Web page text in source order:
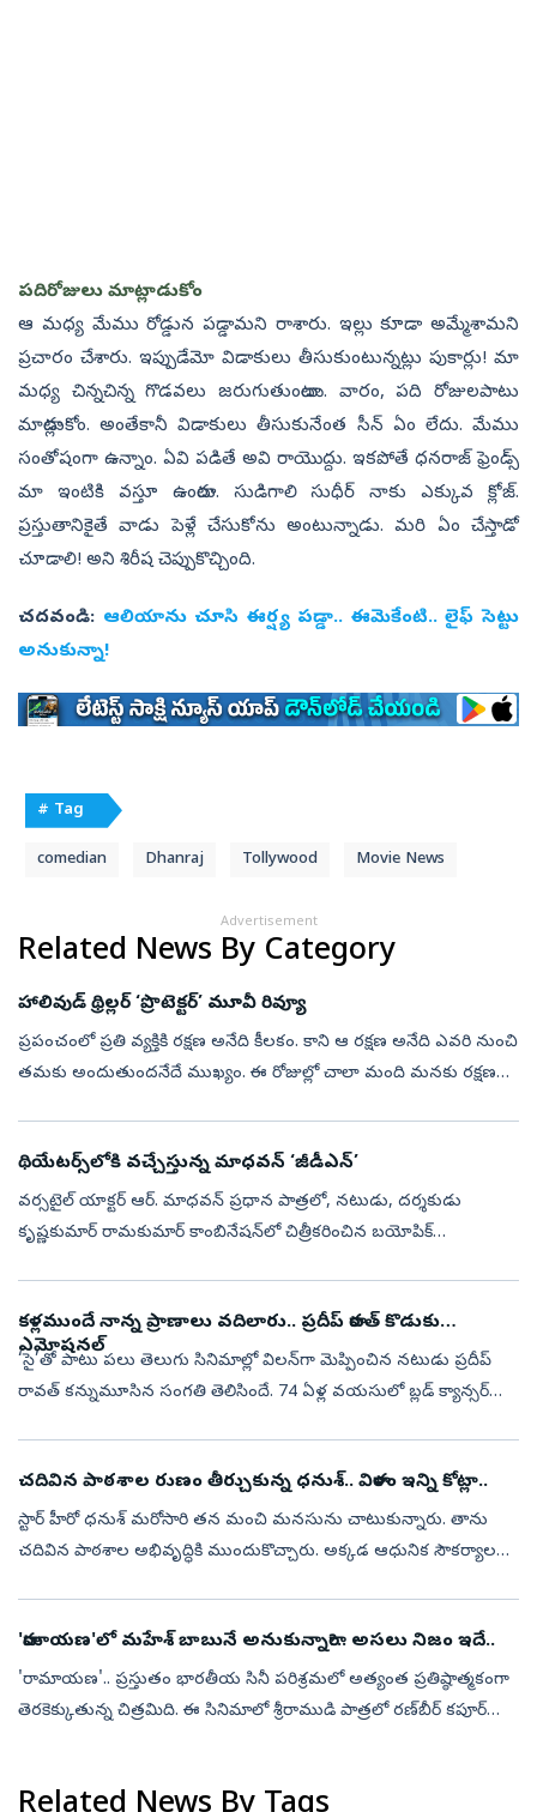
పదిరోజులు మాట్లాడుకోం
ఆ మధ్య మేము రోడ్డున పడ్డామని రాశారు. ఇల్లు కూడా అమ్మేశామని
ప్రచారం చేశారు. ఇప్పుడేమో విడాకులు తీసుకుంటున్నట్లు పుకార్లు! మా
మధ్య చిన్నచిన్న గొడవలు జరుగుతుంటాయి. వారం, పది రోజులపాటు
మాట్లాడుకోం. అంతేకానీ విడాకులు తీసుకునేంత సీన్‌ ఏం లేదు. మేము
సంతోషంగా ఉన్నాం. ఏవి పడితే అవి రాయొద్దు. ఇకపోతే ధనరాజ్‌ ఫ్రెండ్స్‌
మా ఇంటికి వస్తూ ఉంటారు. సుడిగాలి సుధీర్‌ నాకు ఎక్కువ క్లోజ్‌.
ప్రస్తుతానికైతే వాడు పెళ్లే చేసుకోను అంటున్నాడు. మరి ఏం చేస్తాడో
చూడాలి! అని శిరీష చెప్పుకొచ్చింది.
చదవండి: ఆలియాను చూసి ఈర్ష్య పడ్డా.. ఈమెకేంటి.. లైఫ్‌ సెట్టు
అనుకున్నా!
# Tag
comedian Dhanraj Tollywood Movie News
Advertisement
Related News By Category
హాలివుడ్ థ్రిల్లర్ ‘ప్రొటెక్టర్’ మూవీ రివ్యూ
ప్రపంచంలో ప్రతి వ్యక్తికి రక్షణ అనేది కీలకం. కాని ఆ రక్షణ అనేది ఎవరి నుంచి
తమకు అందుతుందనేదే ముఖ్యం. ఈ రోజుల్లో చాలా మంది మనకు రక్షణగా
థియేటర్స్‌లోకి వచ్చేస్తున్న మాధవన్‌ ‘జీడీఎన్‌’
వర్సటైల్ యాక్టర్ ఆర్‌. మాధవన్‌ ప్రధాన పాత్రలో, నటుడు, దర్శకుడు
కృష్ణకుమార్‌ రామకుమార్‌ కాంబినేషన్‌లో చిత్రీకరించిన బయోపిక్
కళ్లముందే నాన్న ప్రాణాలు వదిలారు.. ప్రదీప్ రావత్ కొడుకు
ఎమోషనల్‌
‘సై’తో పాటు పలు తెలుగు సినిమాల్లో విలన్‌గా మెప్పించిన నటుడు ప్రదీప్‌
రావత్‌ కన్నుమూసిన సంగతి తెలిసిందే. 74 ఏళ్ల వయసులో బ్లడ్‌ క్యాన్సర్‌
చదివిన పాఠశాల రుణం తీర్చుకున్న ధనుశ్‌.. విరాళం ఇన్ని కోట్లా..
స్టార్‌ హీరో ధనుశ్‌ మరోసారి తన మంచి మనసును చాటుకున్నారు. తాను
చదివిన పాఠశాల అభివృద్ధికి ముందుకొచ్చారు. అక్కడ ఆధునిక సౌకర్యాలతో
'రామాయణ'లో మహేశ్‌ బాబునే అనుకున్నారా?.. అసలు నిజం ఇదే..
'రామాయణ'.. ప్రస్తుతం భారతీయ సినీ పరిశ్రమలో అత్యంత ప్రతిష్ఠాత్మకంగా
తెరకెక్కుతున్న చిత్రమిది. ఈ సినిమాలో శ్రీరాముడి పాత్రలో రణ్‌బీర్‌ కపూర్‌